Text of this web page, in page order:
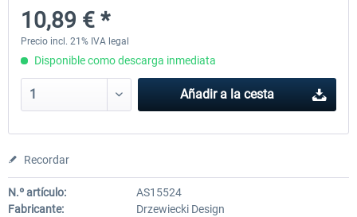
25,37 € *
10,89 € *
Precio incl. 21% IVA legal
Disponible como descarga inmediata
Añadir a la cesta
Recordar
N.º artículo:
AS15524
Fabricante:
Drzewiecki Design